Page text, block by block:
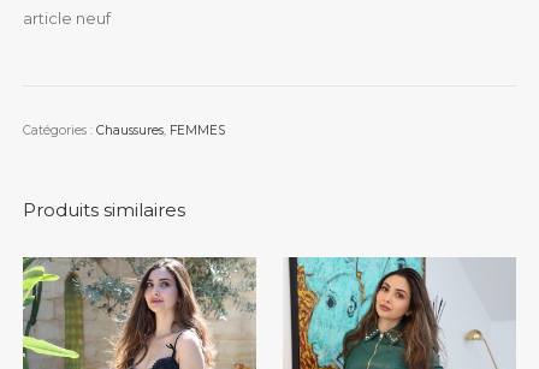
article neuf
Catégories : Chaussures, FEMMES
Produits similaires